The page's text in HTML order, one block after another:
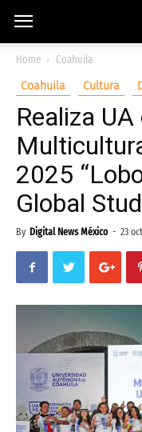
Home
Coahuila
Coahuila
Cultura
Realiza
2025
Global
By Digital News México - 23